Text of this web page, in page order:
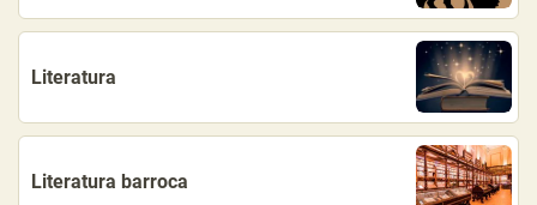
Literatura
Literatura barroca